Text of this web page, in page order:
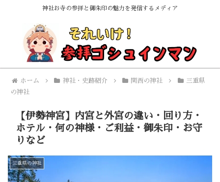
神社お寺の参拝と御朱印の魅力を発信するメディア
ホーム 神社・史跡紹介 関西の神社
三重県
の神社
【伊勢神宮】内宮と外宮の違い・回り方・
ホテル・何の神様・ご利益・御朱印・お守
りなど
三重県の神社